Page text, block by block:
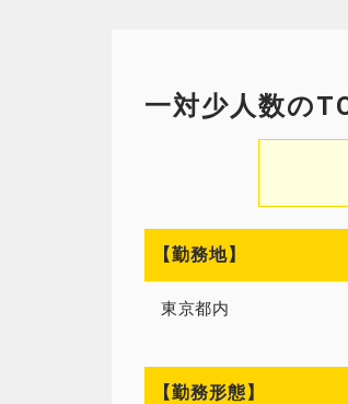
一対少人数の
【勤務地】
東京都内
【勤務形態】